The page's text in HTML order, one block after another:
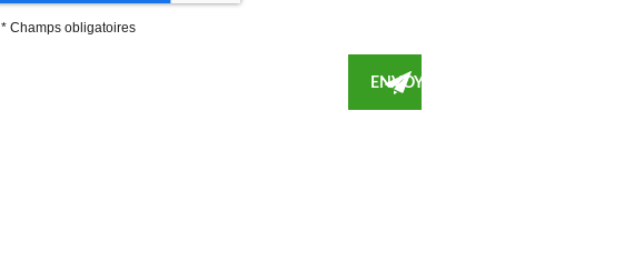
* Champs obligatoires